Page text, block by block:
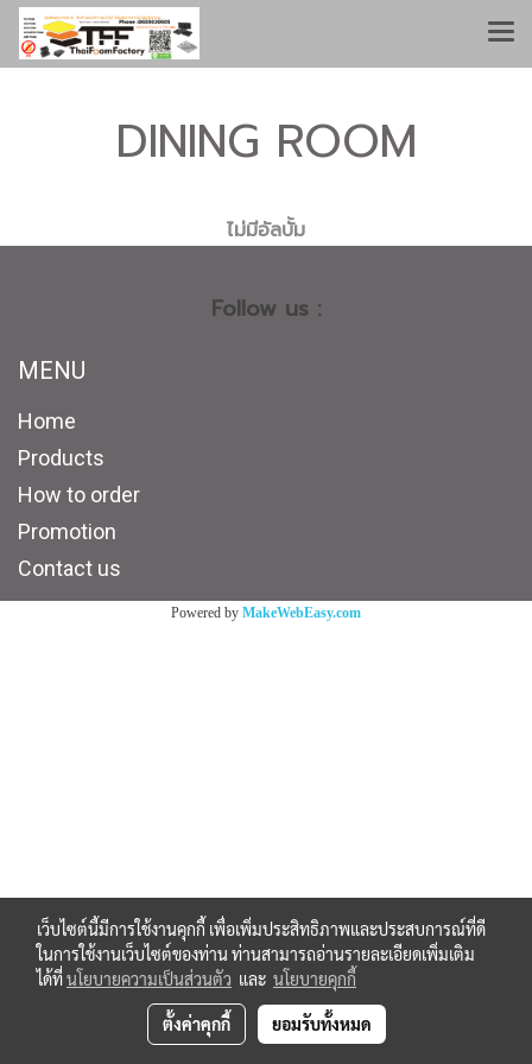
DINING ROOM
ไม่มีอัลบั้ม
Follow us :
MENU
Home
Products
How to order
Promotion
Contact us
Powered by MakeWebEasy.com
เว็บไซต์นี้มีการใช้งานคุกกี้ เพื่อเพิ่มประสิทธิภาพและประสบการณ์ที่ดี
ในการใช้งานเว็บไซต์ของท่าน ท่านสามารถอ่านรายละเอียดเพิ่มเติม
ได้ที่นโยบายความเป็นส่วนตัว และ นโยบายคุกกี้
ตั้งค่าคุกกี้ ยอมรับทั้งหมด